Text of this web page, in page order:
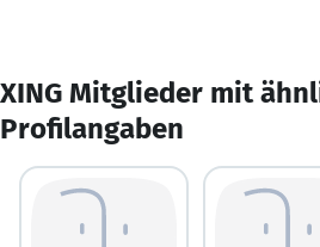
XING Mitglieder mit
Profilangaben